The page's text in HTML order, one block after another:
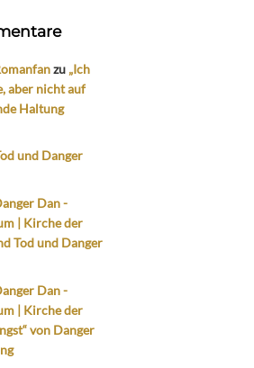
zu „Ich
aber nicht auf
Haltung
und Danger
Dan -
| Kirche der
Tod und Danger
Dan -
| Kirche der
von Danger